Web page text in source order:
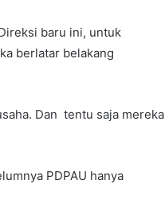
baru ini, untuk
berlatar belakang
Dan tentu saja mereka
PDPAU hanya